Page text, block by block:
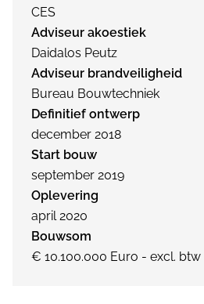
CES
Adviseur akoestiek
Daidalos Peutz
Adviseur brandveiligheid
Bureau Bouwtechniek
Definitief ontwerp
december 2018
Start bouw
september 2019
Oplevering
april 2020
Bouwsom
€ 10.100.000 Euro - excl. btw